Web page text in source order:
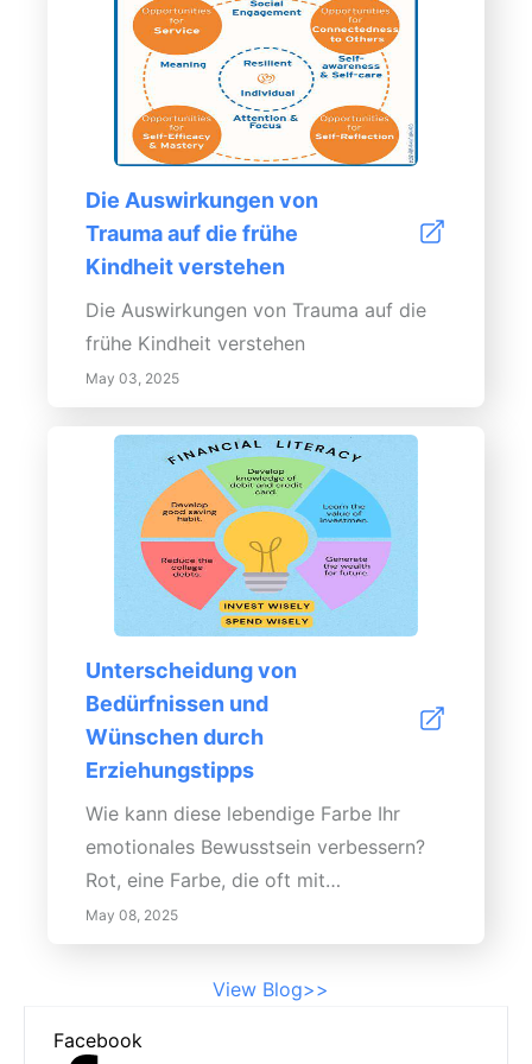
Aktivitäten an, um die nächste
Generation zu inspirieren!
Die Auswirkungen von
Trauma auf die frühe
Kindheit verstehen
Die Auswirkungen von Trauma auf die
frühe Kindheit verstehen
May 03, 2025
Unterscheidung von
Bedürfnissen und
Wünschen durch
Erziehungstipps
Wie kann diese lebendige Farbe Ihr
emotionales Bewusstsein verbessern?
Rot, eine Farbe, die oft mit
Leidenschaft, Aufregung und sogar Wut
in Verbindung gebracht wird, hat einen
starken emotionalen Einfluss. Diese
Rot und unseren Emotionen,
May 08, 2025
View Blog>>
Facebook